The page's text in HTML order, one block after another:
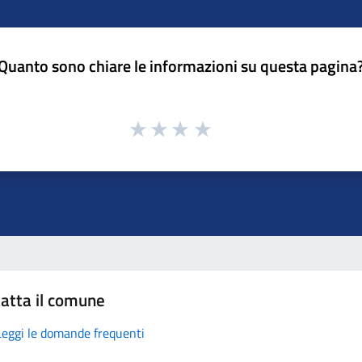
sono chiare le informazioni su questa
il comune
le domande frequenti